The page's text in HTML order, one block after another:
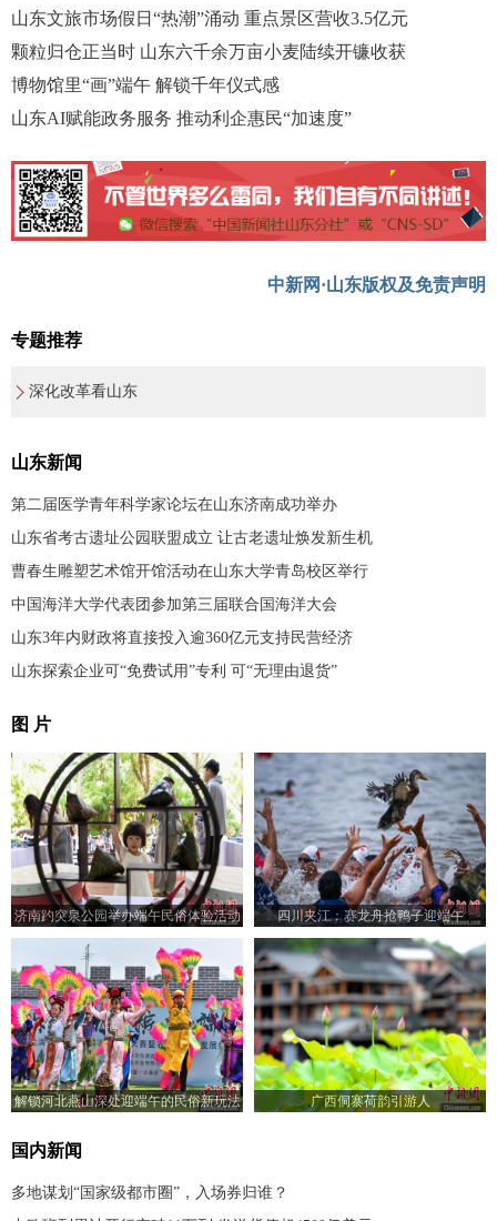
山东文旅市场假日“热潮”涌动 重点景区营收3.5亿元
颗粒归仓正当时 山东六千余万亩小麦陆续开镰收获
博物馆里“画”端午 解锁千年仪式感
山东AI赋能政务服务 推动利企惠民“加速度”
中新网·山东版权及免责声明
专题推荐
深化改革看山东
山东新闻
第二届医学青年科学家论坛在山东济南成功举办
山东省考古遗址公园联盟成立 让古老遗址焕发新生机
曹春生雕塑艺术馆开馆活动在山东大学青岛校区举行
中国海洋大学代表团参加第三届联合国海洋大会
山东3年内财政将直接投入逾360亿元支持民营经济
山东探索企业可“免费试用”专利 可“无理由退货”
图 片
济南趵突泉公园举办端午民俗体验活动 四川夹江：赛龙舟抢鸭子迎端午
解锁河北燕山深处迎端午的民俗新玩法 广西侗寨荷韵引游人
国内新闻
多地谋划“国家级都市圈”，入场券归谁？